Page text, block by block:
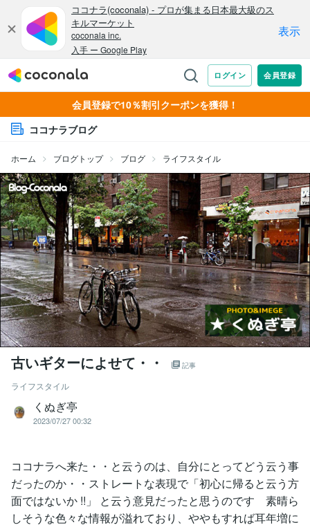
会員登録で10％割引クーポンを獲得！
ココナラブログ
ホーム ブログトップ ブログ ライフスタイル
古いギターによせて・・ 記事
ライフスタイル
くぬぎ亭
2023/07/27 00:32
ココナラへ来た・・と云うのは、自分にとってどう云う事
だったのか・・ストレートな表現で「初心に帰ると云う方
面ではないか !!」 と云う意見だったと思うのです 素晴ら
しそうな色々な情報が溢れており、ややもすれば耳年増に